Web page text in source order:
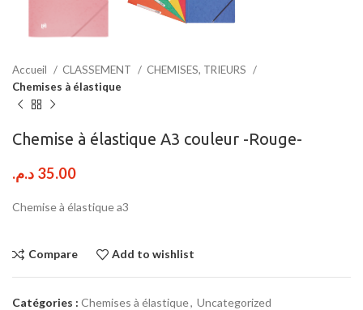
Accueil CLASSEMENT
CHEMISES, TRIEURS
Chemises à élastique
Chemise à élastique A3 couleur -Rouge-
35.00 د.م.
Chemise à élastique a3
Compare Add to wishlist
Catégories : Chemises à élastique, Uncategorized